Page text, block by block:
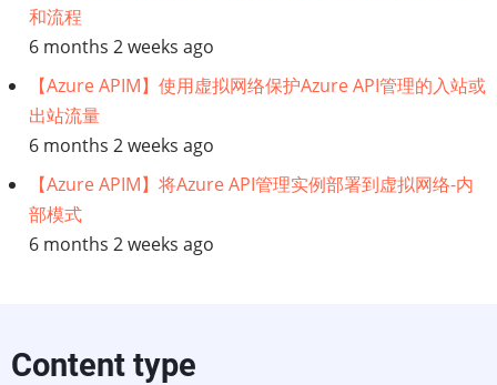
据
网
格
和流程
6 months 2 weeks ago
【Azure APIM】使用虚拟网络保护Azure API管理的入站或
出站流量
6 months 2 weeks ago
【Azure APIM】将Azure API管理实例部署到虚拟网络-内
部模式
6 months 2 weeks ago
Content type